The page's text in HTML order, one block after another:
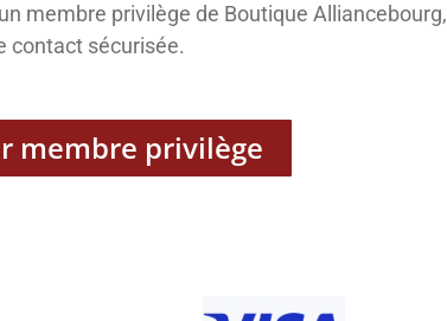
membre privilège de Boutique
contact sécurisée.
membre privilège